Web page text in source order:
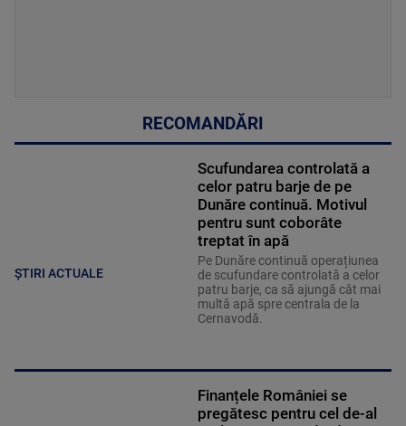
RECOMANDĂRI
ȘTIRI ACTUALE
Scufundarea controlată a
celor patru barje de pe
Dunăre continuă. Motivul
pentru sunt coborâte
treptat în apă
Pe Dunăre continuă operațiunea
de scufundare controlată a celor
patru barje, ca să ajungă cât mai
multă apă spre centrala de la
Cernavodă.
Finanțele României se
pregătesc pentru cel de-al